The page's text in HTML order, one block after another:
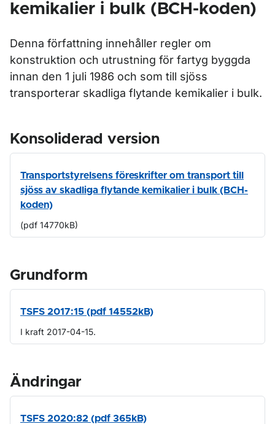
kemikalier i bulk (BCH-koden)
Denna författning innehåller regler om
konstruktion och utrustning för fartyg byggda
innan den 1 juli 1986 och som till sjöss
transporterar skadliga flytande kemikalier i bulk.
Konsoliderad version
Transportstyrelsens föreskrifter om transport till
sjöss av skadliga flytande kemikalier i bulk (BCH-
koden)
(pdf 14770kB)
Grundform
TSFS 2017:15 (pdf 14552kB)
I kraft 2017-04-15.
Ändringar
TSFS 2020:82 (pdf 365kB)